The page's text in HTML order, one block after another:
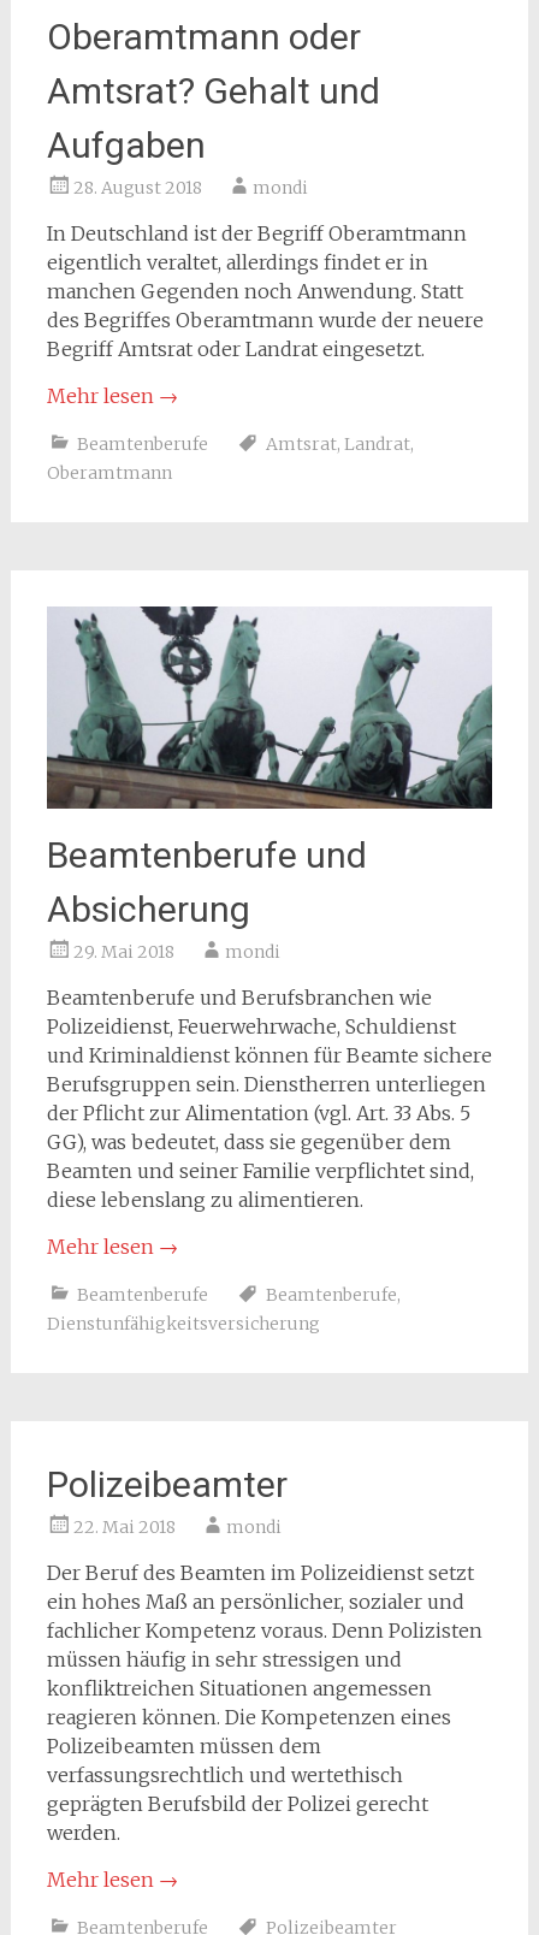
Oberamtmann oder
Amtsrat? Gehalt und
Aufgaben
28. August 2018 mondi
In Deutschland ist der Begriff Oberamtmann
eigentlich veraltet, allerdings findet er in
manchen Gegenden noch Anwendung. Statt
des Begriffes Oberamtmann wurde der neuere
Begriff Amtsrat oder Landrat eingesetzt.
Mehr lesen →
Beamtenberufe Amtsrat, Landrat,
Oberamtmann
Beamtenberufe und
Absicherung
29. Mai 2018 mondi
Beamtenberufe und Berufsbranchen wie
Polizeidienst, Feuerwehrwache, Schuldienst
und Kriminaldienst können für Beamte sichere
Berufsgruppen sein. Dienstherren unterliegen
der Pflicht zur Alimentation (vgl. Art. 33 Abs. 5
GG), was bedeutet, dass sie gegenüber dem
Beamten und seiner Familie verpflichtet sind,
diese lebenslang zu alimentieren.
Mehr lesen →
Beamtenberufe Beamtenberufe,
Dienstunfähigkeitsversicherung
Polizeibeamter
22. Mai 2018 mondi
Der Beruf des Beamten im Polizeidienst setzt
ein hohes Maß an persönlicher, sozialer und
fachlicher Kompetenz voraus. Denn Polizisten
müssen häufig in sehr stressigen und
konfliktreichen Situationen angemessen
reagieren können. Die Kompetenzen eines
Polizeibeamten müssen dem
verfassungsrechtlich und wertethisch
geprägten Berufsbild der Polizei gerecht
werden.
Mehr lesen →
Beamtenberufe Polizeibeamter